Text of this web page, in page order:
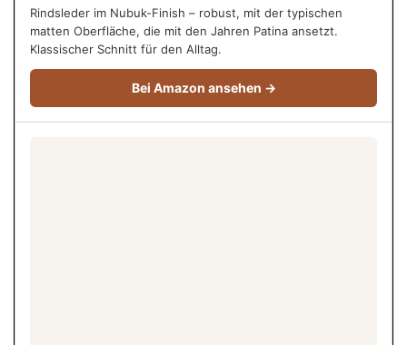
Rindsleder im Nubuk-Finish – robust, mit der typischen
matten Oberfläche, die mit den Jahren Patina ansetzt.
Klassischer Schnitt für den Alltag.
Bei Amazon ansehen →